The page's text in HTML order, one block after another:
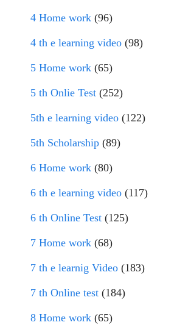
4 Home work (96)
4 th e learning video (98)
5 Home work (65)
5 th Onlie Test (252)
5th e learning video (122)
5th Scholarship (89)
6 Home work (80)
6 th e learning video (117)
6 th Online Test (125)
7 Home work (68)
7 th e learnig Video (183)
7 th Online test (184)
8 Home work (65)